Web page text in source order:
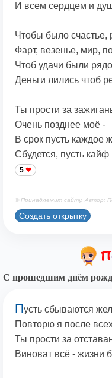
И всем сердцем и
Чтобы было счастье,
Фарт, везенье, мир,
Чтоб удачи были
Деньги лились чтоб
Ты прости за
Очень позднее моё -
В срок пусть каждое
Сбудется, пусть кайф
5
© Принадлежит сайту. Автор:
Создать открытку
С прошедшим днём
Пусть сбываются
Повторю я после
Ты прости за
Виноват всё - жизни